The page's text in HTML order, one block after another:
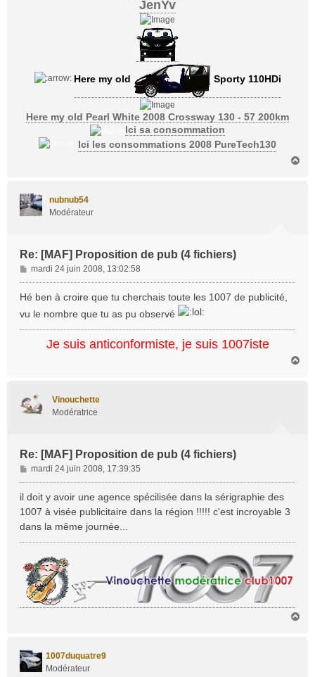
JenYv
Here my old Sporty 110HDi
Here my old Pearl White 2008 Crossway 130 - 57 200km
Ici sa consommation
Ici les consommations 2008 PureTech130
nubnub54
Modérateur
Re: [MAF] Proposition de pub (4 fichiers)
M
e
s
a
g
mardi 24 juin 2008, 13:02:58
Hé ben à croire que tu cherchais toute les 1007 de publicité,
vu le nombre que tu as pu observé
Je suis anticonformiste, je suis 1007iste
Vinouchette
Modératrice
Re: [MAF] Proposition de pub (4 fichiers)
M
e
s
s
g
e
mardi 24 juin 2008, 17:39:35
il doit y avoir une agence spécilisée dans la sérigraphie des
1007 à visée publicitaire dans la région !!!!! c'est incroyable 3
dans la même journée...
1007duquatre9
Modérateur